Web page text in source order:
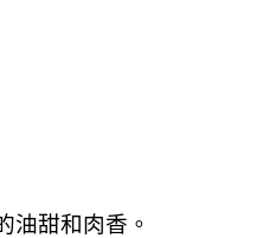
油甜和肉香。